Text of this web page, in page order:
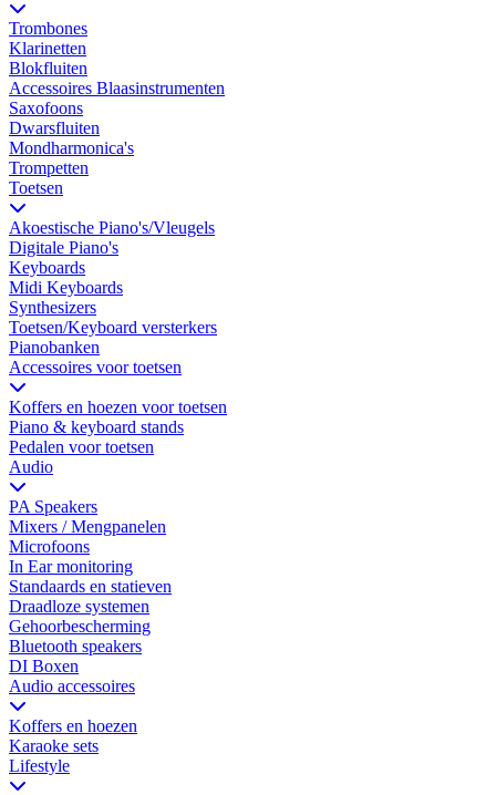
Trombones
Klarinetten
Blokfluiten
Accessoires Blaasinstrumenten
Saxofoons
Dwarsfluiten
Mondharmonica's
Trompetten
Toetsen
Akoestische Piano's/Vleugels
Digitale Piano's
Keyboards
Midi Keyboards
Synthesizers
Toetsen/Keyboard versterkers
Pianobanken
Accessoires voor toetsen
Koffers en hoezen voor toetsen
Piano & keyboard stands
Pedalen voor toetsen
Audio
PA Speakers
Mixers / Mengpanelen
Microfoons
In Ear monitoring
Standaards en statieven
Draadloze systemen
Gehoorbescherming
Bluetooth speakers
DI Boxen
Audio accessoires
Koffers en hoezen
Karaoke sets
Lifestyle